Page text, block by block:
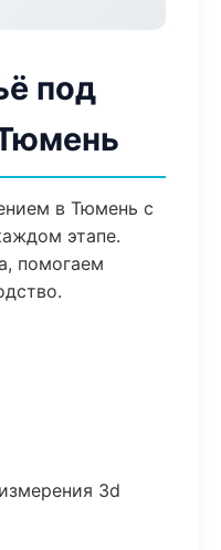
под
в Тюмень с
этапе.
помогаем
3d